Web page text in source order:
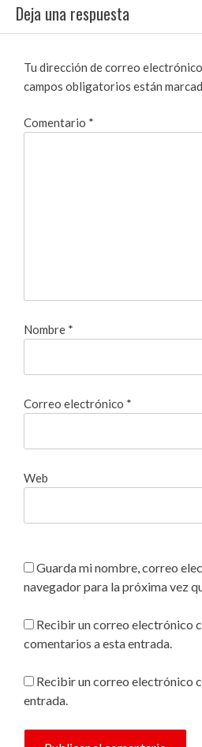
Deja una respuesta
Tu dirección de correo
campos obligatorios están
Comentario *
Nombre *
Correo electrónico *
Web
Guarda mi nombre, correo
navegador para la próxima vez
Recibir un correo electrónico
comentarios a esta entrada.
Recibir un correo electrónico
entrada.